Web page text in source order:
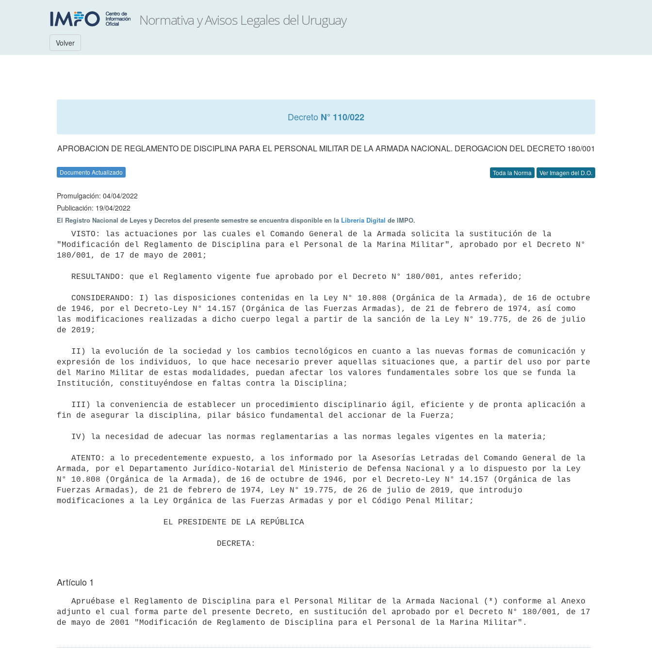
Volver
Decreto N° 110/022
APROBACION DE REGLAMENTO DE DISCIPLINA PARA EL PERSONAL MILITAR DE LA ARMADA NACIONAL. DEROGACION DEL DECRETO 180/001
Documento Actualizado Toda la Norma Ver Imagen del D.O.
Promulgación: 04/04/2022
Publicación: 19/04/2022
El Registro Nacional de Leyes y Decretos del presente semestre se encuentra disponible en la Librería Digital de IMPO.
"Modificación del Reglamento de Disciplina para el Personal de la Marina Militar", aprobado por el Decreto N°
180/001, de 17 de mayo de 2001;
de 1946, por el Decreto-Ley N° 14.157 (Orgánica de las Fuerzas Armadas), de 21 de febrero de 1974, así como
las modificaciones realizadas a dicho cuerpo legal a partir de la sanción de la Ley N° 19.775, de 26 de julio
de 2019;
expresión de los individuos, lo que hace necesario prever aquellas situaciones que, a partir del uso por parte
del Marino Militar de estas modalidades, puedan afectar los valores fundamentales sobre los que se funda la
Institución, constituyéndose en faltas contra la Disciplina;
fin de asegurar la disciplina, pilar básico fundamental del accionar de la Fuerza;
Armada, por el Departamento Jurídico-Notarial del Ministerio de Defensa Nacional y a lo dispuesto por la Ley
N° 10.808 (Orgánica de la Armada), de 16 de octubre de 1946, por el Decreto-Ley N° 14.157 (Orgánica de las
Fuerzas Armadas), de 21 de febrero de 1974, Ley N° 19.775, de 26 de julio de 2019, que introdujo
modificaciones a la Ley Orgánica de las Fuerzas Armadas y por el Código Penal Militar;
Artículo 1
adjunto el cual forma parte del presente Decreto, en sustitución del aprobado por el Decreto N° 180/001, de 17
de mayo de 2001 "Modificación de Reglamento de Disciplina para el Personal de la Marina Militar".